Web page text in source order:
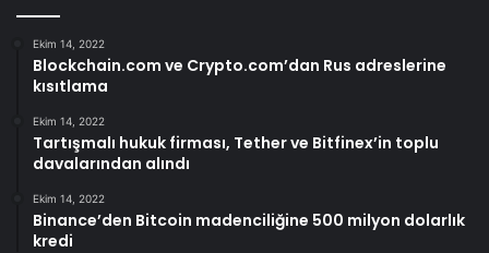
Ekim 14, 2022
Blockchain.com ve Crypto.com’dan Rus adreslerine
kısıtlama
Ekim 14, 2022
Tartışmalı hukuk firması, Tether ve Bitfinex’in toplu
davalarından alındı
Ekim 14, 2022
Binance’den Bitcoin madenciliğine 500 milyon dolarlık
kredi